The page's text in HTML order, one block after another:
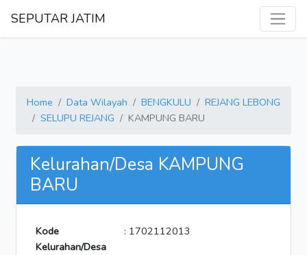
SEPUTAR JATIM
Home Data Wilayah BENGKULU
REJANG LEBONG
SELUPU REJANG
KAMPUNG BARU
Kelurahan/Desa KAMPUNG
BARU
Kode
Kelurahan/Desa
: 1702112013